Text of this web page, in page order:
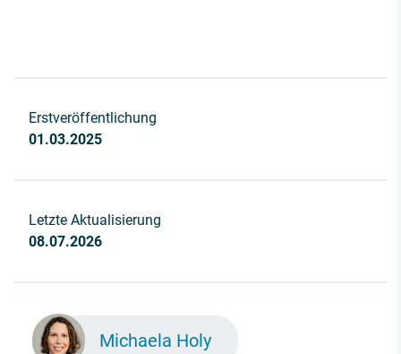
Erstveröffentlichung
01.03.2025
Letzte Aktualisierung
08.07.2026
Michaela Holy